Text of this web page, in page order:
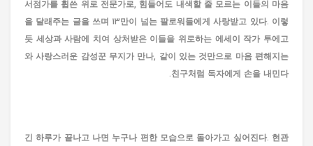
서점가를 휩쓴 위로 전문가로, 힘들어도 내색할 줄 모르는 이들의 마음
을 달래주는 글을 쓰며 13만이 넘는 팔로워들에게 사랑받고 있다. 이렇
듯 세상과 사람에 치여 상처받은 이들을 위로하는 에세이 작가 투에고
와 사랑스러운 감성꾼 무지가 만나, 같이 있는 것만으로 마음 편해지는
친구처럼 독자에게 손을 내민다.
긴 하루가 끝나고 나면 누구나 편한 모습으로 돌아가고 싶어진다. 현관